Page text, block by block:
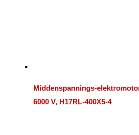
Middenspannings-
6000 V, H17RL-400X5-4